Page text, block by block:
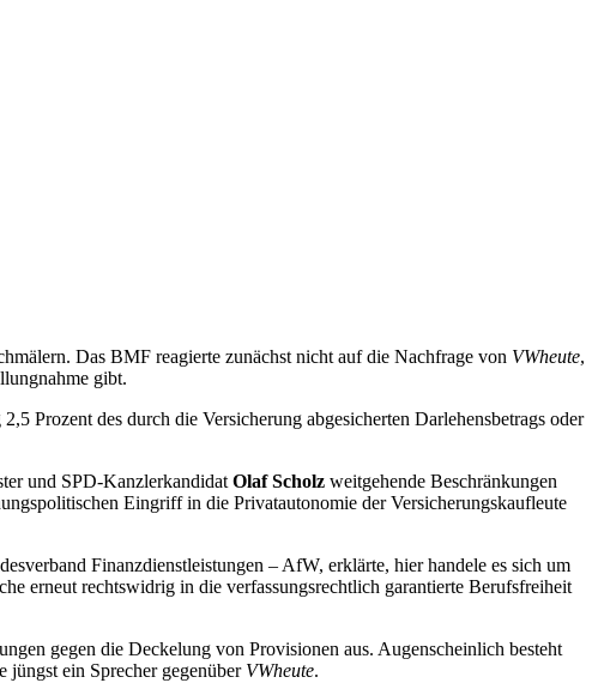
Das BMF reagierte zunächst nicht auf die Nachfrage von VWheute,
gibt.
Prozent des durch die Versicherung abgesicherten Darlehensbetrags oder
und SPD-KanzlerkandidatOlaf Scholz weitgehende Beschränkungen
Eingriff in die Privatautonomie der Versicherungskaufleute
Finanzdienstleistungen – AfW, erklärte, hier handele es sich um
erneut rechtswidrig in die verfassungsrechtlich garantierte Berufsfreiheit
gegen die Deckelung von Provisionen aus. Augenscheinlich besteht
jüngst ein Sprecher gegenüber VWheute.